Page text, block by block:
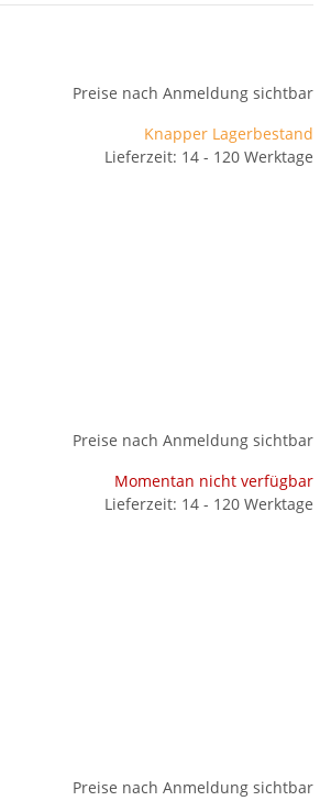
Preise nach Anmeldung sichtbar
Knapper Lagerbestand
Lieferzeit: 14 - 120 Werktage
Preise nach Anmeldung sichtbar
Momentan nicht verfügbar
Lieferzeit: 14 - 120 Werktage
Preise nach Anmeldung sichtbar